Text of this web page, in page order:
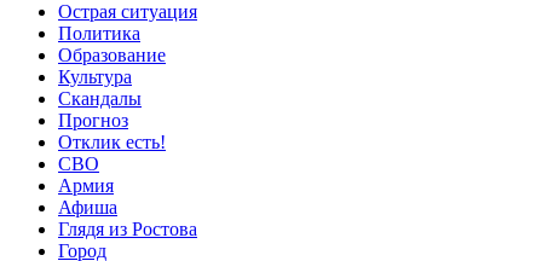
Острая ситуация
Политика
Образование
Культура
Скандалы
Прогноз
Отклик есть!
СВО
Армия
Афиша
Глядя из Ростова
Город